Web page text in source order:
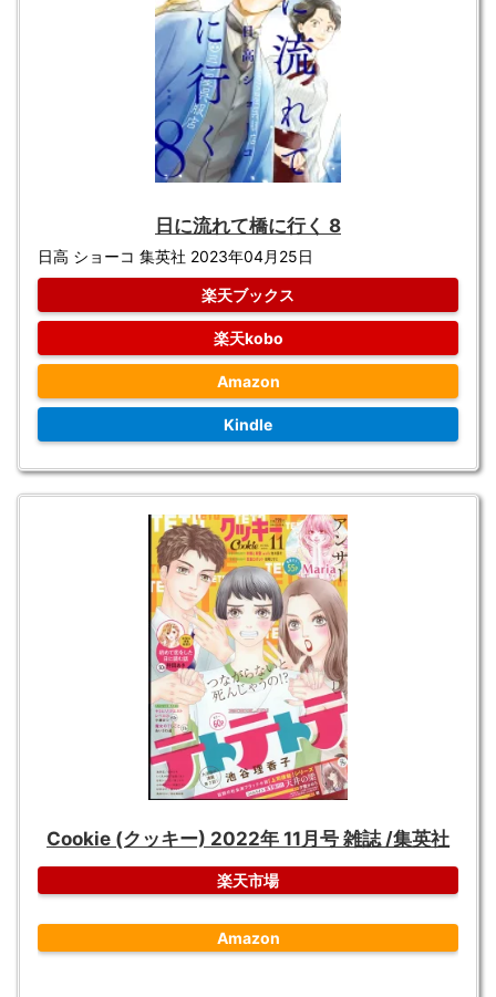
日に流れて橋に行く 8
日高 ショーコ 集英社 2023年04月25日
楽天ブックス
楽天kobo
Amazon
Kindle
Cookie (クッキー) 2022年 11月号 雑誌 /集英社
楽天市場
Amazon